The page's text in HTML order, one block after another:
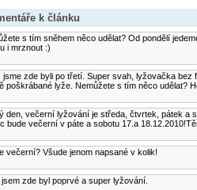
k článku
s tím sněhem něco udělat? Od pondělí
i mrznout :)
jsme zde byli po třetí. Super svah, lyžovačka
poškrábané lyže. Nemůžete s tím něco udělat?
den, večerní lyžování je středa, čtvrtek, pátek a
bude večerní v páte a sobotu 17.a
večerní? Všude jenom napsané v kolik!
zde byl poprvé a super lyžování.